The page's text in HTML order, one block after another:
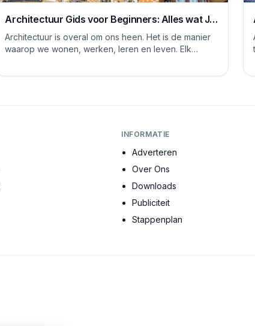
Architectuur Gids voor Beginners: Alles wat Je
Moet Weten
Architectuur is overal om ons heen. Het is de manier
waarop we wonen, werken, leren en leven. Elk
INFORMATIE
Adverteren
Over Ons
Downloads
Publiciteit
Stappenplan